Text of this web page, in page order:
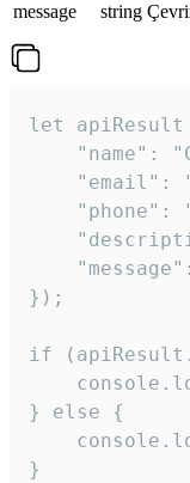
message
string
let apiResult
"name":
"email":
"phone":
});
if
} else {
}